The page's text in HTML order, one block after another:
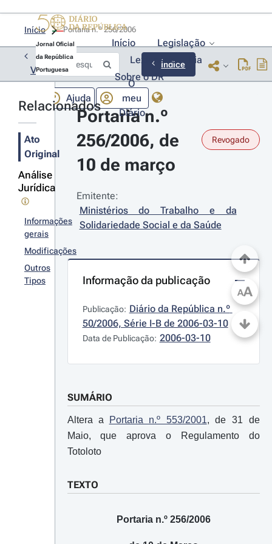
Jornal Oficial
da República
Portuguesa
Início
Legislação
Lexionário
Lia
Sobre o DR
Ajuda
O
meu
Diário
Início
Voltar
Índice
Relacionados
Ato
Original
Análise
Jurídica
Informações
gerais
Modificações
Outros
Tipos
Portaria n.º
256/2006, de
10 de março
Revogado
Emitente:
Ministérios do Trabalho e da
Solidariedade Social e da Saúde
Informação da publicação
Publicação: Diário da República n.º
50/2006, Série I-B de 2006-03-10
Data de Publicação: 2006-03-10
SUMÁRIO
Altera a Portaria n.º 553/2001, de 31 de
Maio, que aprova o Regulamento do
Totoloto
TEXTO
Portaria n.º 256/2006
AA